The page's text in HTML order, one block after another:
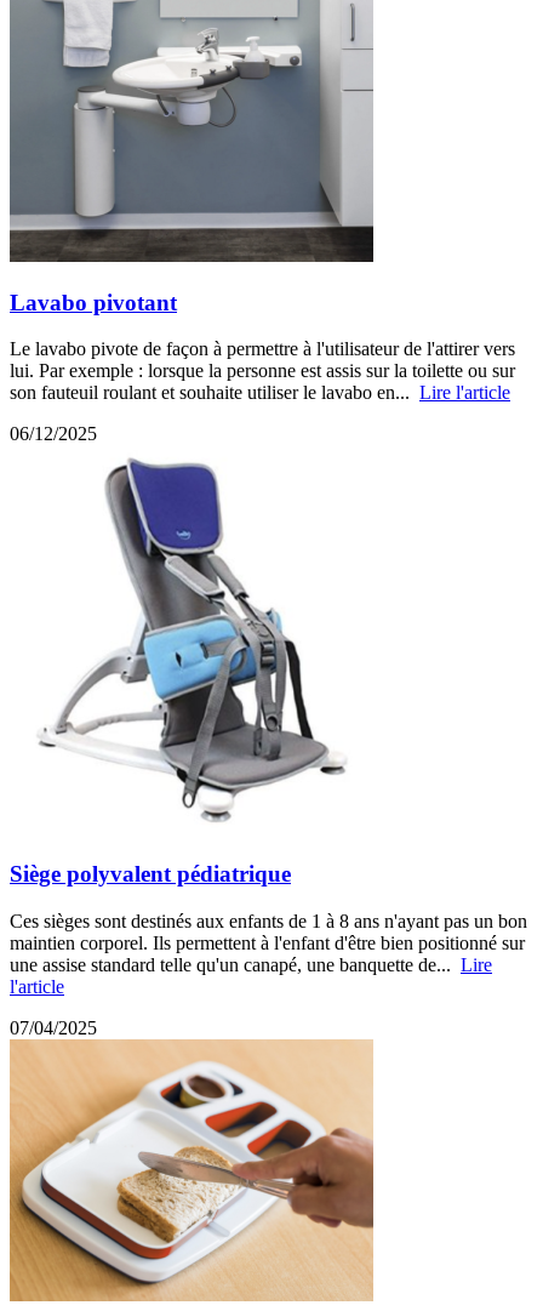
Lavabo pivotant
Le lavabo pivote de façon à permettre à l'utilisateur de l'attirer vers
lui. Par exemple : lorsque la personne est assis sur la toilette ou sur
son fauteuil roulant et souhaite utiliser le lavabo en... Lire l'article
06/12/2025
Siège polyvalent pédiatrique
Ces sièges sont destinés aux enfants de 1 à 8 ans n'ayant pas un bon
maintien corporel. Ils permettent à l'enfant d'être bien positionné sur
une assise standard telle qu'un canapé, une banquette de... Lire
l'article
07/04/2025